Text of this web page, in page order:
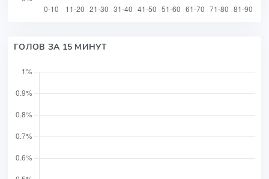
ГОЛОВ ЗА 15 МИНУТ